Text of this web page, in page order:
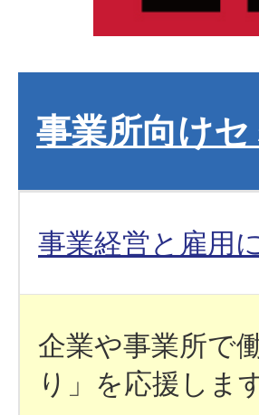
事業所向け
事業経営と雇用
企業や事業所で
り」を応援しま